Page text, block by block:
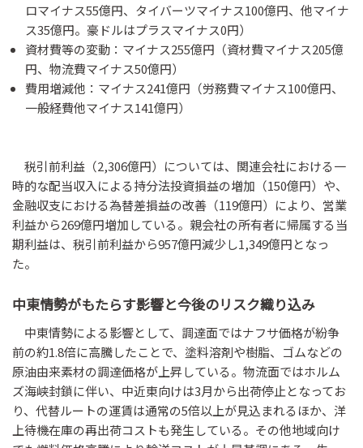
ロマイナス55億円、タイバーツマイナス100億円、他マイナ
ス35億円。豪ドルはプラスマイナス0円）
資材費等の変動：マイナス255億円（資材費マイナス205億
円、物流費マイナス50億円）
費用増減他：マイナス241億円（労務費マイナス100億円、
一般経費他マイナス141億円）
税引前利益（2,306億円）については、関連会社における一
時的な配当収入による持分法投資損益の増加（150億円）や、
金融収支における為替差損益の改善（119億円）により、営業
利益から269億円増加している。親会社の所有者に帰属する当
期利益は、税引前利益から957億円減少し1,349億円となっ
た。
中東情勢がもたらす影響と今後のリスク織り込み
中東情勢による影響として、調達面ではナフサ価格が紛争
前の約1.8倍に高騰したことで、塗料溶剤や樹脂、ゴムなどの
原油由来素材の調達価格が上昇している。物流面ではホルム
ズ海峡封鎖に伴い、中近東向けは3月から出荷停止となってお
り、代替ルートの運賃は通常の5倍以上が見込まれるほか、洋
上待機在庫の再出荷コストも発生している。その他地域向け